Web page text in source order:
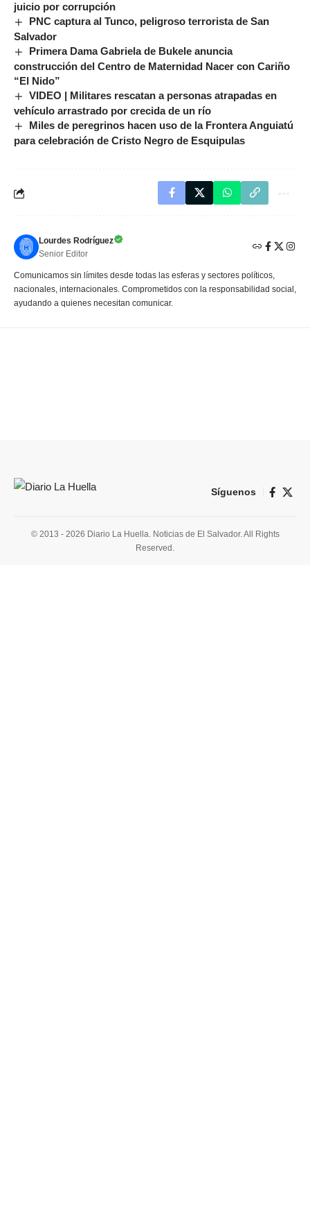
juicio por corrupción
PNC captura al Tunco, peligroso terrorista de San
Salvador
Primera Dama Gabriela de Bukele anuncia
construcción del Centro de Maternidad Nacer con Cariño
“El Nido”
VIDEO | Militares rescatan a personas atrapadas en
vehículo arrastrado por crecida de un río
Miles de peregrinos hacen uso de la Frontera Anguiatú
para celebración de Cristo Negro de Esquipulas
Lourdes Rodríguez
Senior Editor
Comunicamos sin límites desde todas las esferas y sectores políticos,
nacionales, internacionales. Comprometidos con la responsabilidad social,
ayudando a quienes necesitan comunicar.
Síguenos
© 2013 - 2026 Diario La Huella. Noticias de El Salvador. All Rights
Reserved.